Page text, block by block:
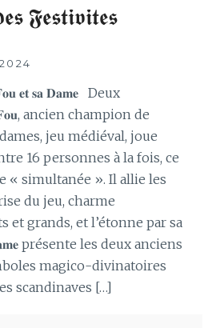
𝕱𝖊𝖘𝖙𝖎𝖛𝖎𝖙𝖊𝖘
𝐞𝐭 𝐬𝐚 𝐃𝐚𝐦𝐞 Deux
ancien champion de
jeu médiéval, joue
16 personnes à la fois, ce
« simultanée ». Il allie les
du jeu, charme
et grands, et l’étonne par sa
présente les deux anciens
magico-divinatoires
scandinaves […]